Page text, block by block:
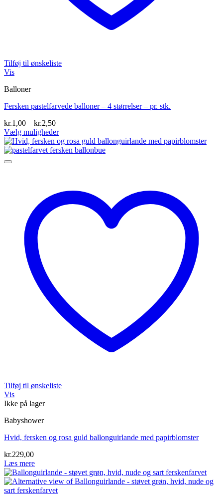
Tilføj til ønskeliste
Vis
Balloner
Fersken pastelfarvede balloner – 4 størrelser – pr. stk.
kr.1,00 – kr.2,50Prisinterval:
kr.1,00
til
kr.2,50
Vælg muligheder
Dette
vare
har
varesiden
Tilføj til ønskeliste
Vis
Ikke på lager
Babyshower
Hvid, fersken og rosa guld ballonguirlande med papirblomster
kr.229,00
Læs mere